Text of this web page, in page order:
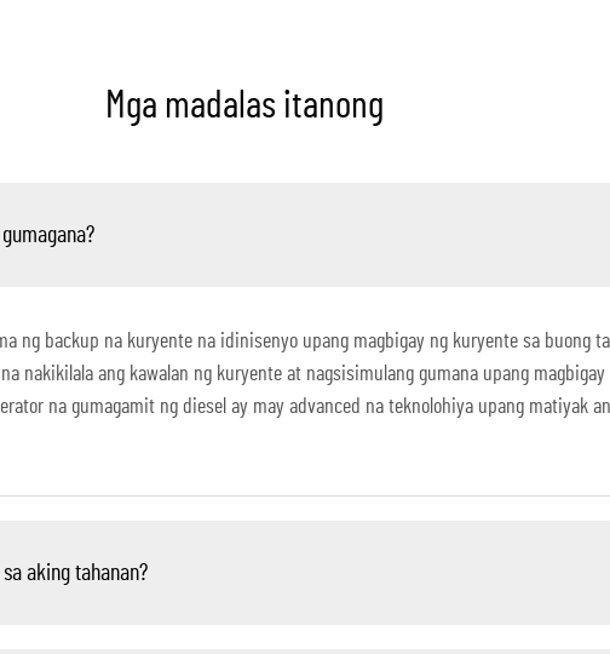
Mga madalas itanong
ng backup na kuryente na idinisenyo upang magbigay ng kuryente sa buong
nakikilala ang kawalan ng kuryente at nagsisimulang gumana upang
na gumagamit ng diesel ay may advanced na teknolohiya upang matiyak
aking tahanan?